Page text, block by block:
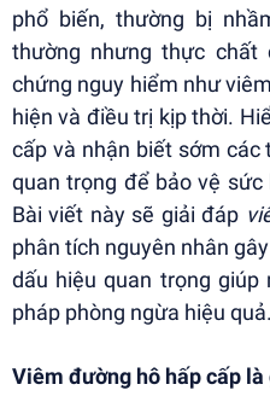
phổ biến, thường bị
thường nhưng thực chất
chứng nguy hiểm như
hiện và điều trị kịp thời.
cấp và nhận biết sớm các
quan trọng để bảo vệ
Bài viết này sẽ giải đáp
phân tích nguyên nhân
dấu hiệu quan trọng
pháp phòng ngừa hiệu quả.
Viêm đường hô hấp cấp là